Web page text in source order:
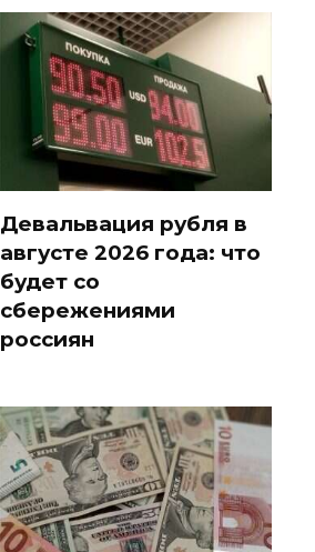
Девальвация рубля в
августе 2026 года: что
будет со
сбережениями
россиян